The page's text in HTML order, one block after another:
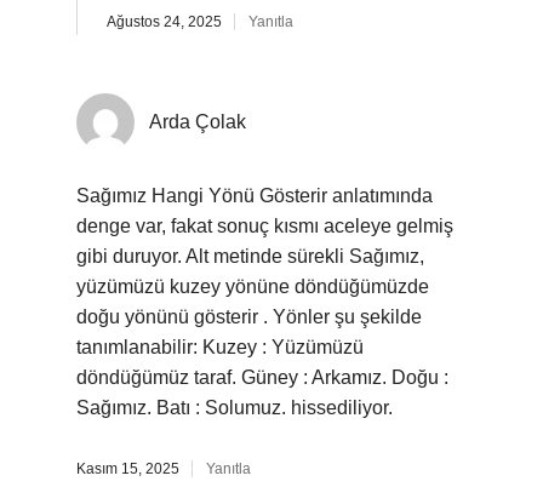
Ağustos 24, 2025 Yanıtla
Arda Çolak
Sağımız Hangi Yönü Gösterir anlatımında
denge var, fakat sonuç kısmı aceleye gelmiş
gibi duruyor. Alt metinde sürekli Sağımız,
yüzümüzü kuzey yönüne döndüğümüzde
doğu yönünü gösterir . Yönler şu şekilde
tanımlanabilir: Kuzey : Yüzümüzü
döndüğümüz taraf. Güney : Arkamız. Doğu :
Sağımız. Batı : Solumuz. hissediliyor.
Kasım 15, 2025 Yanıtla